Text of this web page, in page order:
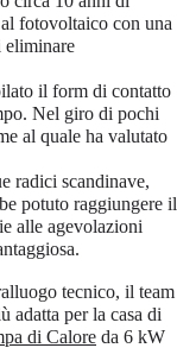
fotovoltaico con una
eliminare
il form di contatto
Nel giro di pochi
al quale ha valutato
radici scandinave,
potuto raggiungere il
alle agevolazioni
tecnico, il team
adatta per la casa di
di Calore da 6 kW